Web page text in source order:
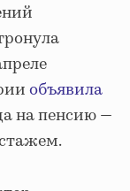
объявила
на пенсию —